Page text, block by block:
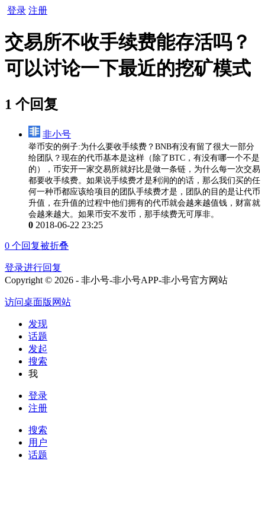
登录 注册
交易所不收手续费能存活吗？
可以讨论一下最近的挖矿模式
1 个回复
非小号
举币安的例子:为什么要收手续费？BNB有没有留了很大一部分
给团队？现在的代币基本是这样（除了BTC，有没有哪一个不是
的），币安开一家交易所就好比是做一条链，为什么每一次交易
都要收手续费。如果说手续费才是利润的的话，那么我们买的任
何一种币都应该给项目的团队手续费才是，团队的目的是让代币
升值，在升值的过程中他们拥有的代币就会越来越值钱，财富就
会越来越大。如果币安不发币，那手续费无可厚非。
0 2018-06-22 23:25
0 个回复被折叠
登录进行回复
Copyright © 2026 - 非小号-非小号APP-非小号官方网站
访问桌面版网站
发现
话题
发起
搜索
我
登录
注册
搜索
用户
话题